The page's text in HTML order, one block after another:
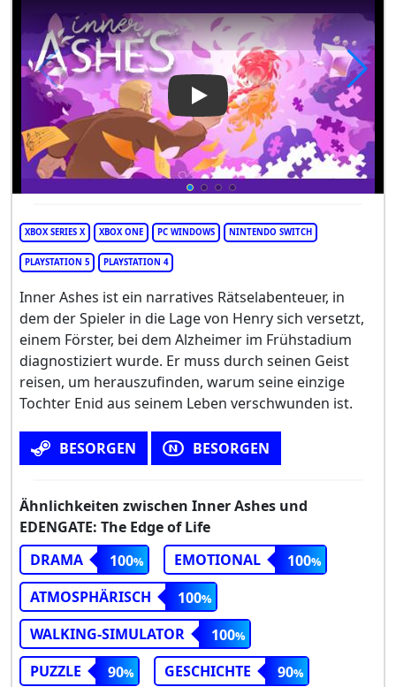
Play Video: Inner Ashes
XBOX SERIES X XBOX ONE PC WINDOWS NINTENDO SWITCH
PLAYSTATION 5 PLAYSTATION 4
Inner Ashes ist ein narratives Rätselabenteuer, in
dem der Spieler in die Lage von Henry sich versetzt,
einem Förster, bei dem Alzheimer im Frühstadium
diagnostiziert wurde. Er muss durch seinen Geist
reisen, um herauszufinden, warum seine einzige
Tochter Enid aus seinem Leben verschwunden ist.
BESORGEN BESORGEN
Ähnlichkeiten zwischen Inner Ashes und
EDENGATE: The Edge of Life
DRAMA
100 EMOTIONAL
100
ATMOSPHÄRISCH
100
WALKING-SIMULATOR
100
PUZZLE
90 GESCHICHTE
90